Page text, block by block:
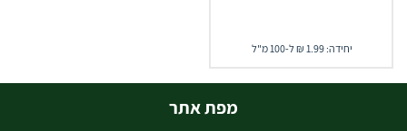
יחידה: 1.99 ₪ ל-100 מ"ל
מפת אתר